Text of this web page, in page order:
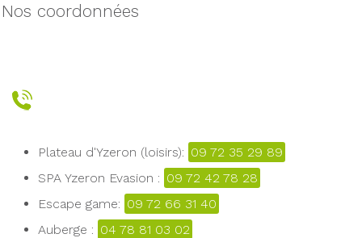
Nos coordonnées
Plateau d'Yzeron (loisirs): 09 72 35 29 89
SPA Yzeron Evasion : 09 72 42 78 28
Escape game: 09 72 66 31 40
Auberge : 04 78 81 03 02